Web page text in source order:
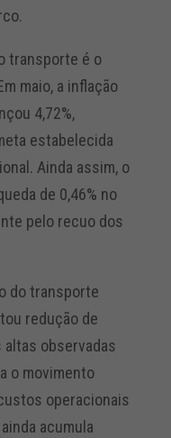
transporte é o
maio, a inflação
4,72%,
estabelecida
Ainda assim, o
de 0,46% no
pelo recuo dos
do transporte
redução de
altas observadas
o movimento
operacionais
acumula